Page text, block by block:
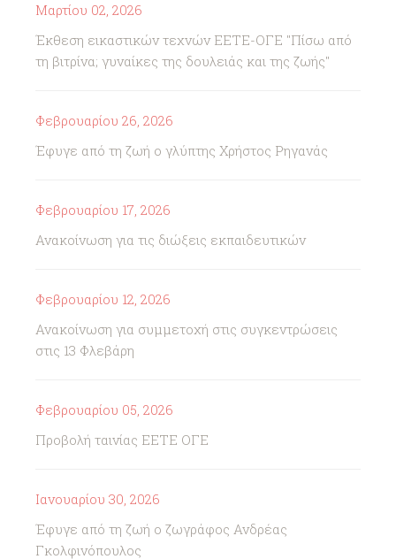
Μαρτίου 02, 2026
Έκθεση εικαστικών τεχνών ΕΕΤΕ-ΟΓΕ "Πίσω από
τη βιτρίνα; γυναίκες της δουλειάς και της ζωής"
Φεβρουαρίου 26, 2026
Έφυγε από τη ζωή ο γλύπτης Χρήστος Ρηγανάς
Φεβρουαρίου 17, 2026
Ανακοίνωση για τις διώξεις εκπαιδευτικών
Φεβρουαρίου 12, 2026
Ανακοίνωση για συμμετοχή στις συγκεντρώσεις
στις 13 Φλεβάρη
Φεβρουαρίου 05, 2026
Προβολή ταινίας ΕΕΤΕ ΟΓΕ
Ιανουαρίου 30, 2026
Έφυγε από τη ζωή ο ζωγράφος Ανδρέας
Γκολφινόπουλος